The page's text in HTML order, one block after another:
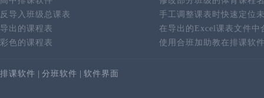
反导入班级总课表
手工调整课表时快速定位
导出的课程表
在导出的Excel课表文件中
彩色的课程表
使用合班加助教在排课软
排课软件 分班软件 软件界面